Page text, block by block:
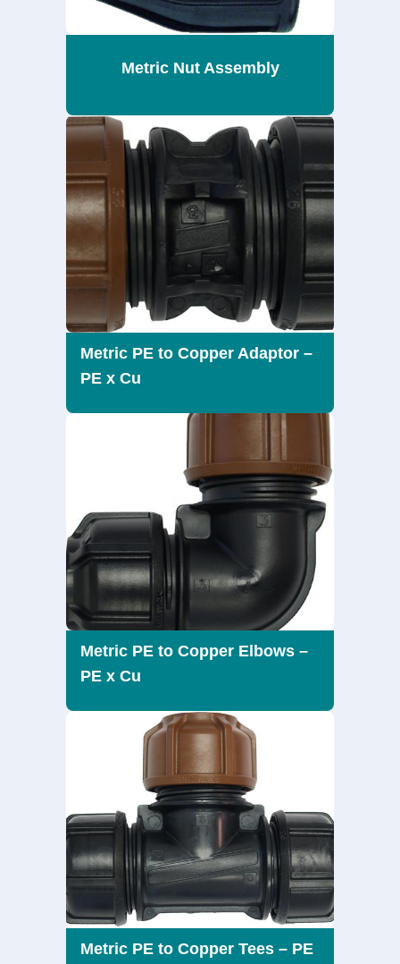
Metric Nut Assembly
Metric PE to Copper Adaptor –
PE x Cu
Metric PE to Copper Elbows –
PE x Cu
Metric PE to Copper Tees – PE